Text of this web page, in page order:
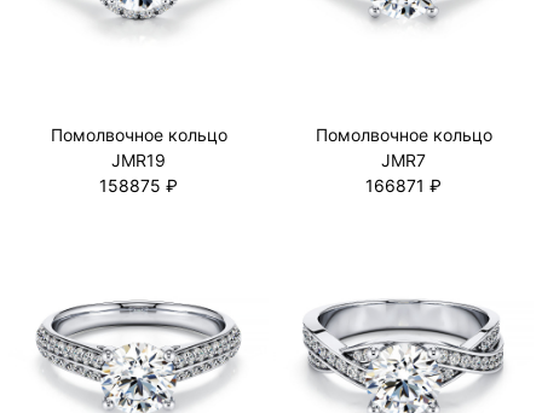
Помолвочное кольцо
JMR19
158875 ₽
Помолвочное кольцо
JMR7
166871 ₽